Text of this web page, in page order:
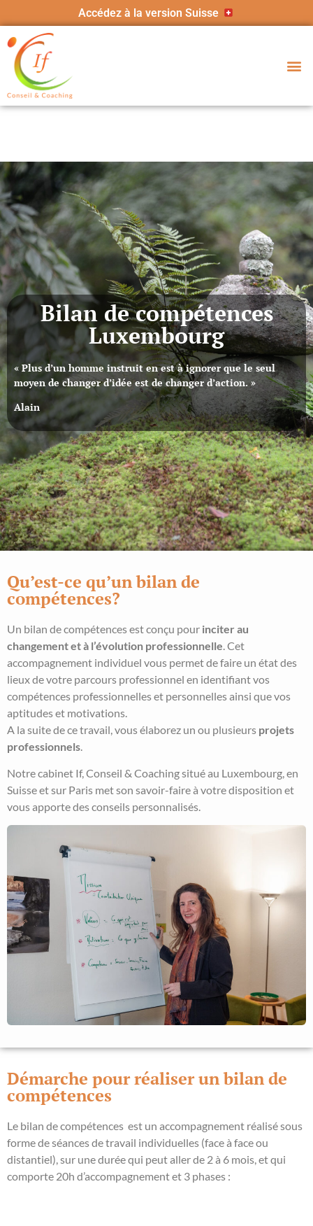
Accédez à la version Suisse
Bilan de compétences
Luxembourg
« Plus d’un homme instruit en est à ignorer que le seul
moyen de changer d’idée est de changer d’action. »
Alain
Qu’est-ce qu’un bilan de
compétences?
Un bilan de compétences est conçu pour inciter au
changement et à l’évolution professionnelle . Cet
accompagnement individuel vous permet de faire un état des
lieux de votre parcours professionnel en identifiant vos
compétences professionnelles et personnelles ainsi que vos
aptitudes et motivations.
A la suite de ce travail, vous élaborez un ou plusieurs projets
professionnels
Notre cabinet If, Conseil & Coaching situé au Luxembourg, en
Suisse et sur Paris met son savoir-faire à votre disposition et
vous apporte des conseils personnalisés.
Démarche pour réaliser un bilan de
compétences
Le bilan de compétences est un accompagnement réalisé sous
forme de séances de travail individuelles (face à face ou
distantiel), sur une durée qui peut aller de 2 à 6 mois, et qui
comporte 20h d’accompagnement et 3 phases :